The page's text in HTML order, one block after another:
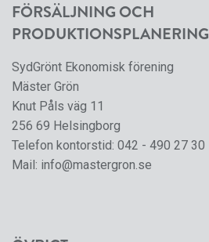
FÖRSÄLJNING OCH
PRODUKTIONSPLANERING
SydGrönt Ekonomisk förening
Mäster Grön
Knut Påls väg 11
256 69 Helsingborg
Telefon kontorstid: 042 - 490 27 30
Mail: info@mastergron.se